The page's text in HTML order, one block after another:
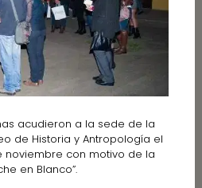
acudieron a la sede de la
de Historia y Antropología el
con motivo de la
en Blanco”.